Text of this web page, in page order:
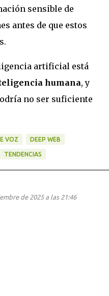
sensible de
antes de que estos
artificial está
humana, y
no ser suficiente
VOZ DEEP WEB
TENDENCIAS
de 2025 a las 21:46